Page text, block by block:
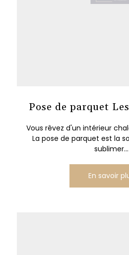
Pose de parquet
Vous rêvez d'un intérieur
La pose de parquet est la
sublimer...
En savoir